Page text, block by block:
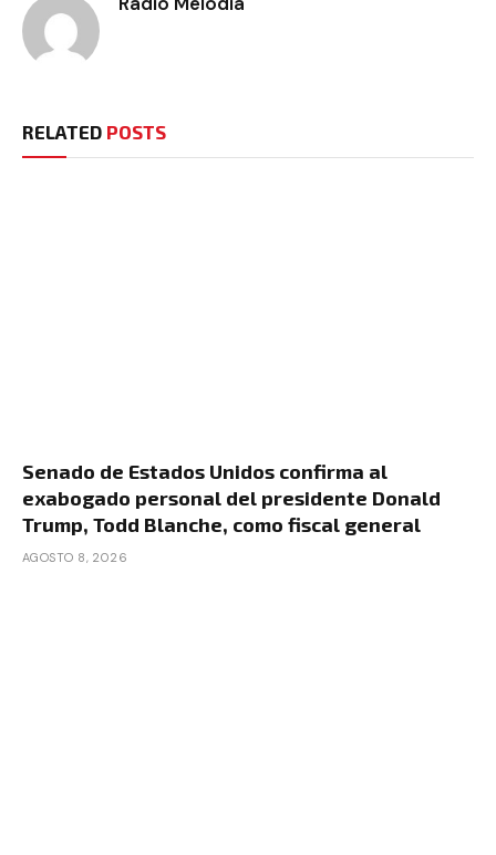
RELATED POSTS
Senado de Estados Unidos confirma al
exabogado personal del presidente Donald
Trump, Todd Blanche, como fiscal general
AGOSTO 8, 2026